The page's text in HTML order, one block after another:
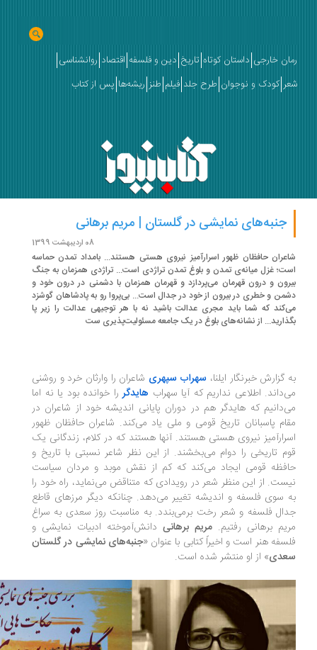
خارجی داستان کوتاه تاریخ دین و فلسفه اقتصاد روانشناسی
کودک و نوجوان طرح جلد فیلم طنز ریشه‌ها پس از کتاب
جنبه‌های نمایشی در گلستان | مریم برهانی
حافظان ظهور اسرارآمیز نیروی هستی هستند... بامداد تمدن حماسه
غزل میانه‌ی تمدن و بلوغ تمدن تراژدی است... تراژدی همزمان به جنگ
و درون قهرمان می‌پردازد و قهرمان همزمان با دشمنی در درون خود و
و خطری در بیرون از خود در جدال است... بی‌پروا رو به پادشاهان گوشزد
که شما باید مجری عدالت باشید نه با هر توجیهی عدالت را زیر پا
از نشانه‌های بلوغ در یک جامعه مسئولیت‌پذیری‌ ست
گزارش خبرنگار ایلنا،سهراب سپهریشاعران را وارثان خرد و روشنی
اطلاعی نداریم که آیا سهرابهایدگر را خوانده بود یا نه اما
که هایدگر هم در دوران پایانی اندیشه خود از شاعران در
پاسبانان تاریخ قومی و ملی یاد می‌کند. شاعران حافظان ظهور
نیروی هستی هستند. آنها هستند که در کلام، زندگانی یک
تاریخی را دوام می‌بخشند. از این نظر شاعر نسبتی با تاریخ و
قومی ایجاد می‌کند که کم از نقش موبد و مردان سیاست
از این منظر شعر در رویدادی که متناقض می‌نماید، راه خود را
سوی فلسفه و اندیشه تغییر می‌دهد. چنانکه دیگر مرزهای قاطع
فلسفه و شعر رخت برمی‌بندد. به مناسبت روز سعدی به سراغ
برهانی رفتیم.مریم برهانی دانش‌‌آموخته ادبیات نمایشی و
هنر است و اخیراً کتابی با عنوان «جنبه‌های نمایشی در گلستان
» از او منتشر شده است.